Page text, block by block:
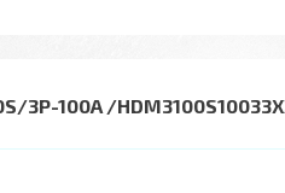
100A /